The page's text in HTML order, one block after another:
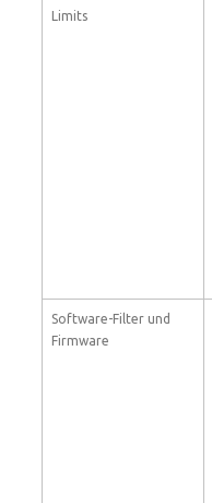
Limits
Software-Filter und
Firmware